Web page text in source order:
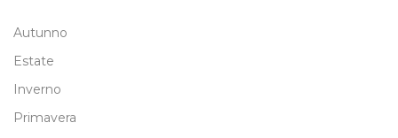
Autunno
Estate
Inverno
Primavera